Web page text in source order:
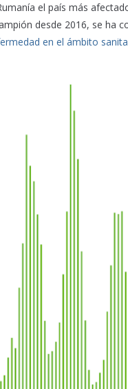
el país más
desde 2016, se ha
en el ámbito